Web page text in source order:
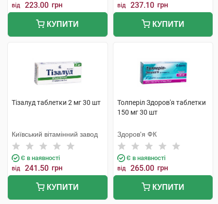
від 223.00 грн
КУПИТИ
від 237.10 грн
КУПИТИ
Тізалуд таблетки 2 мг 30 шт
Київський вітамінний завод
Є в наявності
від 241.50 грн
КУПИТИ
Толперіл Здоров'я таблетки
150 мг 30 шт
Здоров'я ФК
Є в наявності
від 265.00 грн
КУПИТИ